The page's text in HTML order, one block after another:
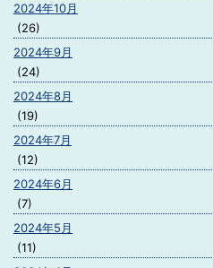
2024年10月
(26)
2024年9月
(24)
2024年8月
(19)
2024年7月
(12)
2024年6月
(7)
2024年5月
(11)